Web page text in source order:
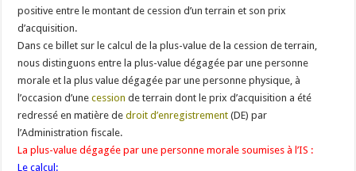
positive entre le montant de cession d’un terrain et son prix
d’acquisition.
Dans ce billet sur le calcul de la plus-value de la cession de terrain,
nous distinguons entre la plus-value dégagée par une personne
morale et la plus value dégagée par une personne physique, à
l’occasion d’unecession de terrain dont le prix d’acquisition a été
redressé en matière dedroit d’enregistrement (DE) par
l’Administration fiscale.
La plus-value dégagée par une personne morale soumises à l’IS :
Le calcul: